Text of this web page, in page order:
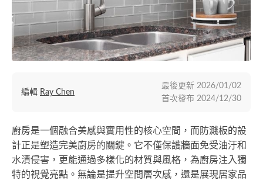
廚房是一個融合美感與實用性的核心空間，而防濺板的設
計正是塑造完美廚房的關鍵。它不僅保護牆面免受油汙和
水漬侵害，更能通過多樣化的材質與風格，為廚房注入獨
特的視覺亮點。無論是提升空間層次感，還是展現居家品
編輯 Ray Chen
最後更新 2026/01/02
首次發布 2024/12/30